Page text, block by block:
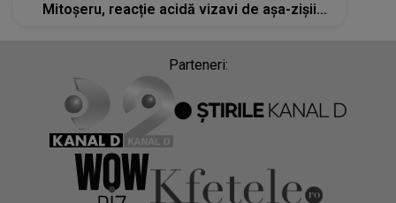
Mitoșeru, reacție acidă vizavi de aşa-zişii
Parteneri: